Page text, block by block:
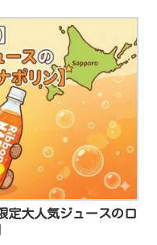
定大人気ジュースの口